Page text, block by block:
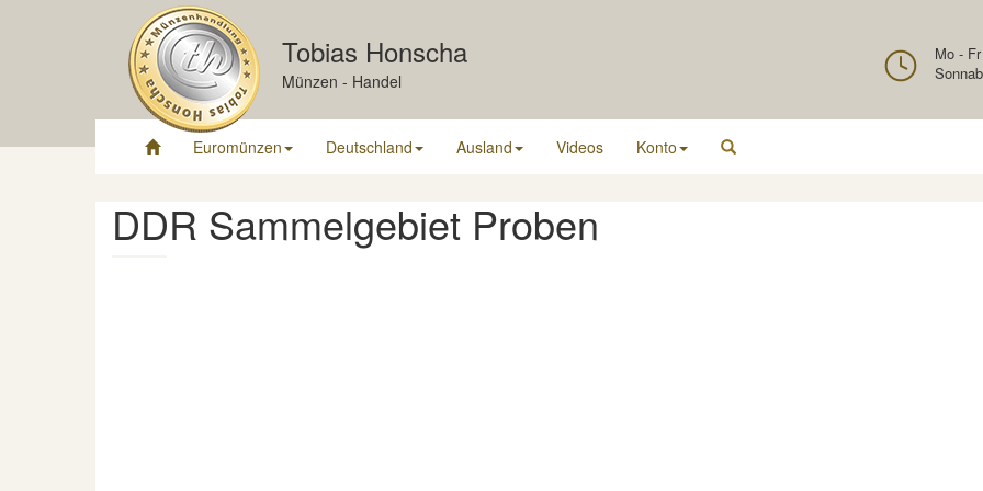
Tobias Honscha
Münzen - Handel
Mo -
Euromünzen Deutschland Ausland Videos Konto
DDR Sammelgebiet Proben